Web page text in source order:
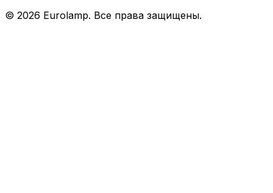
© 2026 Eurolamp. Все права защищены.